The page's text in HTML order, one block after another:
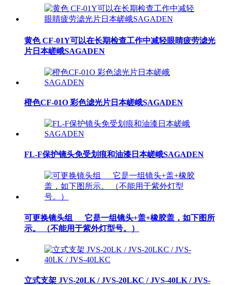
黄色 CF-01Y可以在长期检查工作中减轻眼睛疲劳滤光
片日本嵯峨SAGADEN
橙色CF-01O 彩色滤光片日本嵯峨SAGADEN
FL-F保护镜头免受划痕和油漆日本嵯峨SAGADEN
可更换镜头组 它是一组镜头+盖+橡胶盖，如下图所
示。 （不能用于紫外灯型号。）
立式支架 JVS-20LK / JVS-20LKC / JVS-40LK / JVS-